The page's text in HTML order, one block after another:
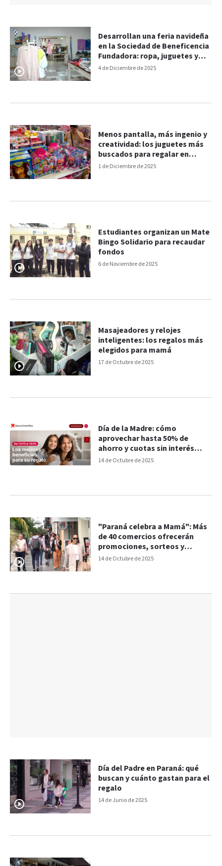
4 de Diciembre de 2025
Desarrollan una feria navideña
en la Sociedad de Beneficencia
Fundadora: ropa, juguetes y
una buena causa
1 de Diciembre de 2025
Menos pantalla, más ingenio y
creatividad: los juguetes más
buscados para regalar en
Navidad
6 de Noviembre de 2025
Estudiantes organizan un Mate
Bingo Solidario para recaudar
fondos
17 de Octubre de 2025
Masajeadores y relojes
inteligentes: los regalos más
elegidos para mamá
14 de Octubre de 2025
Día de la Madre: cómo
aprovechar hasta 50% de
ahorro y cuotas sin interés
esta semana
14 de Octubre de 2025
"Paraná celebra a Mamá": Más
de 40 comercios ofrecerán
promociones, sorteos y
descuentos el jueves
14 de Junio de 2025
Día del Padre en Paraná: qué
buscan y cuánto gastan para el
regalo